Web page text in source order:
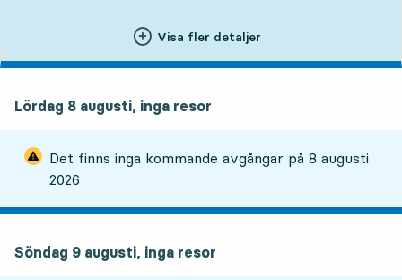
Visa fler detaljer
Lördag 8 augusti, inga resor
Det finns inga kommande avgångar på8 augusti
2026
Söndag 9 augusti, inga resor